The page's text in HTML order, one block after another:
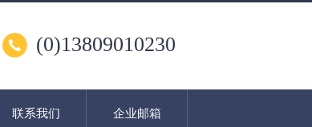
(0)13809010230
联系我们 企业邮箱